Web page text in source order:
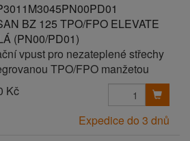
BZ 125 TPO/FPO ELEVATE
(PN00/PD01)
vpust pro nezateplené střechy
TPO/FPO manžetou
Kč
Expedice do 3 dnů